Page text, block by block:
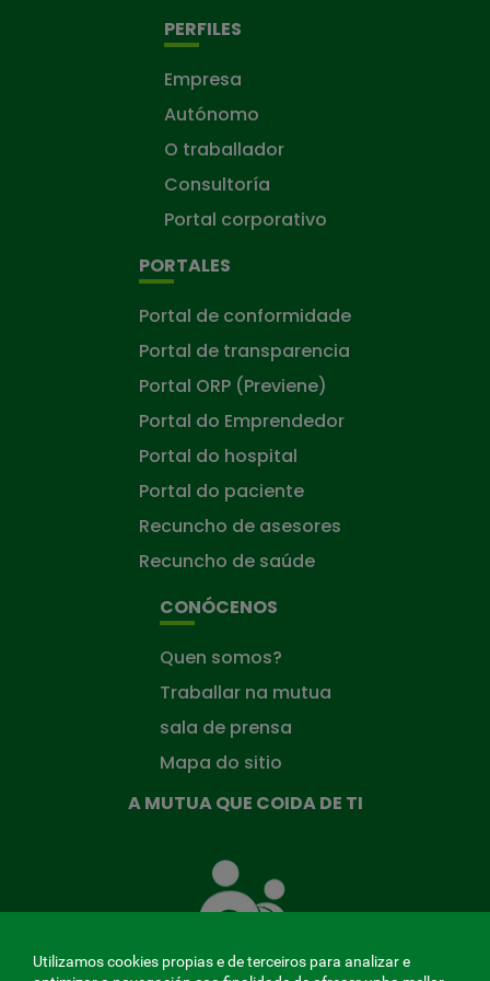
PERFILES
Empresa
Autónomo
O traballador
Consultoría
Portal corporativo
PORTALES
Portal de conformidade
Portal de transparencia
Portal ORP (Previene)
Portal do Emprendedor
Portal do hospital
Portal do paciente
Recuncho de asesores
Recuncho de saúde
CONÓCENOS
Quen somos?
Traballar na mutua
sala de prensa
Mapa do sitio
A MUTUA QUE COIDA DE TI
Mutua
que
Utilizamos cookies propias e de terceiros para analizar e